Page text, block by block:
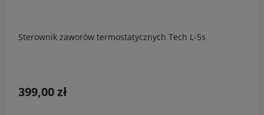
Sterownik zaworów termostatycznych Tech L-5s
399,00 zł